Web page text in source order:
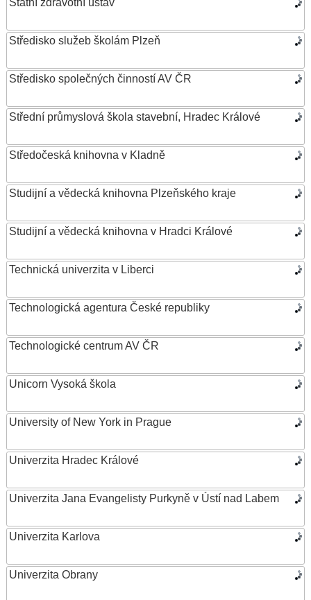
Státní zdravotní ústav
Středisko služeb školám Plzeň
Středisko společných činností AV ČR
Střední průmyslová škola stavební, Hradec Králové
Středočeská knihovna v Kladně
Studijní a vědecká knihovna Plzeňského kraje
Studijní a vědecká knihovna v Hradci Králové
Technická univerzita v Liberci
Technologická agentura České republiky
Technologické centrum AV ČR
Unicorn Vysoká škola
University of New York in Prague
Univerzita Hradec Králové
Univerzita Jana Evangelisty Purkyně v Ústí nad Labem
Univerzita Karlova
Univerzita Obrany